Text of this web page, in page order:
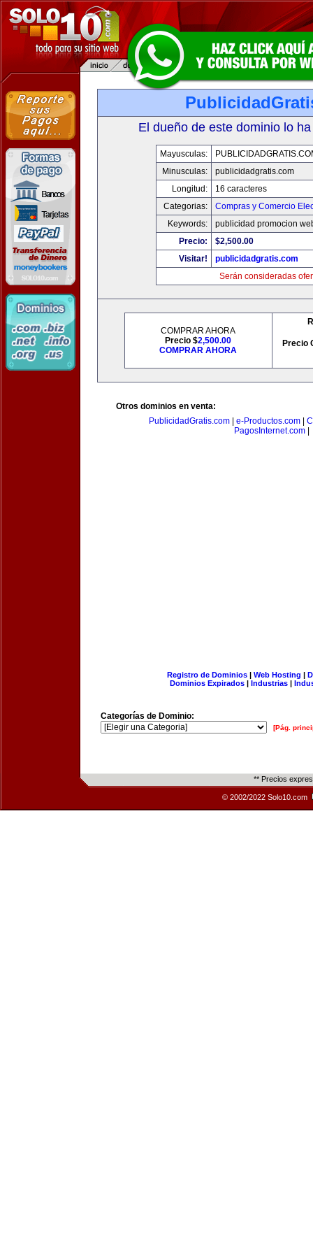
El dueño de este dominio lo
Mayusculas:
Minusculas:
publicidadgratis.com
Longitud:
16 caracteres
Categorias:
Compras y Comercio
Keywords:
publicidad promocion
Precio:
$2,500.00
Visitar!
publicidadgratis.com
Serán consideradas
COMPRAR AHORA
Precio $2,500.00
COMPRAR AHORA
Precio
Otros dominios en venta:
PublicidadGratis.com
e-Productos.com
PagosInternet.com
Registro de Dominios| Web Hosting |
Dominios Expirados | Industrias |
Categorías de Dominio:
[Pág.
** Precios
© 2002/2022 Solo10.com